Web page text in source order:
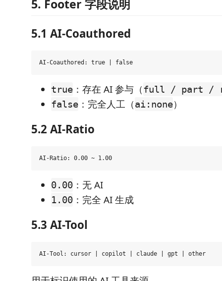
5. Footer 字段说明
5.1 AI-Coauthored
true ：存在 AI 参与（full / part /
false ：完全人工（ai:none）
5.2 AI-Ratio
0.00 ：无 AI
1.00 ：完全 AI 生成
5.3 AI-Tool